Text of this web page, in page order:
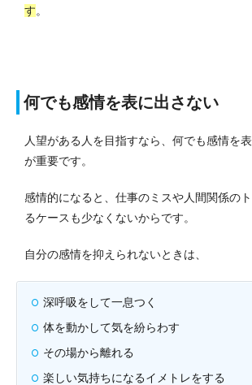
す。
何でも感情を表に出さない
人望がある人を目指すなら、何でも感情を
が重要です。
感情的になると、仕事のミスや人間関係の
るケースも少なくないからです。
自分の感情を抑えられないときは、
深呼吸をして一息つく
体を動かして気を紛らわす
その場から離れる
楽しい気持ちになるイメトレをする